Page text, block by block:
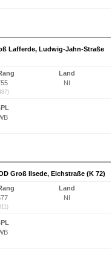
Lafferde, Ludwig-Jahn-Straße
Land
NI
Groß Ilsede, Eichstraße (K 72)
Land
NI